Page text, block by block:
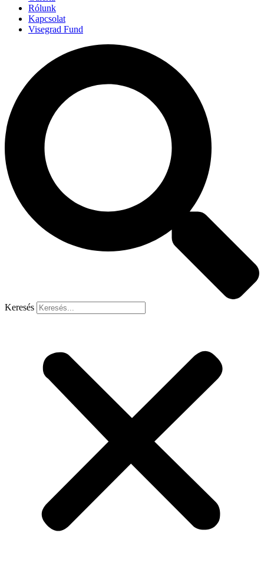
Rólunk
Kapcsolat
Visegrad Fund
Keresés